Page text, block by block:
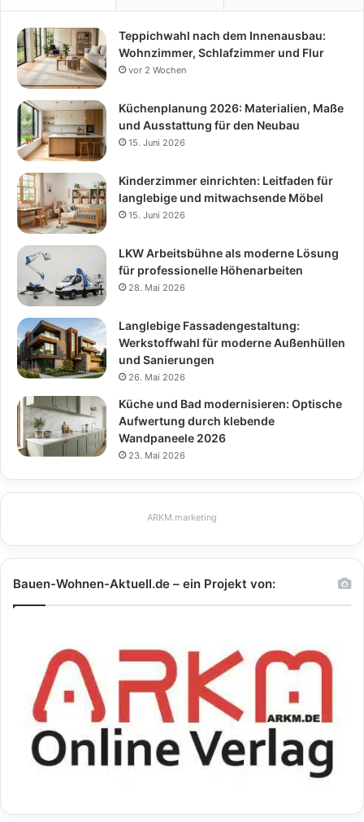
Teppichwahl nach dem Innenausbau:
Wohnzimmer, Schlafzimmer und Flur
vor 2 Wochen
Küchenplanung 2026: Materialien, Maße
und Ausstattung für den Neubau
15. Juni 2026
Kinderzimmer einrichten: Leitfaden für
langlebige und mitwachsende Möbel
15. Juni 2026
LKW Arbeitsbühne als moderne Lösung
für professionelle Höhenarbeiten
28. Mai 2026
Langlebige Fassadengestaltung:
Werkstoffwahl für moderne Außenhüllen
und Sanierungen
26. Mai 2026
Küche und Bad modernisieren: Optische
Aufwertung durch klebende
Wandpaneele 2026
23. Mai 2026
ARKM.marketing
Bauen-Wohnen-Aktuell.de – ein Projekt von: